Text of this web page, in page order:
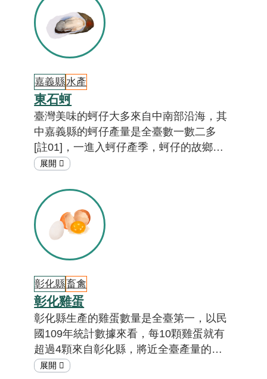
呢？麻豆柚農又是如何照顧高齡的文旦老
樹呢？答案就在「在地特色小教室」。
嘉義縣水產
東石蚵
臺灣美味的蚵仔大多來自中南部沿海，其
中嘉義縣的蚵仔產量是全臺數一數二多
[註01]，一進入蚵仔產季，蚵仔的故鄉東
石鄉，路上到處都可以看到蚵農剖蚵的景
在地蚵農的日常是什麼？蚵仔對他們來說
具有什麼樣的意義？答案就在「在地特色
小教室」。
彰化縣畜禽
彰化雞蛋
彰化縣生產的雞蛋數量是全臺第一，以民
國109年統計數據來看，每10顆雞蛋就有
超過4顆來自彰化縣，將近全臺產量的一
半。在彰化有不少雞農與時俱進，透過飼